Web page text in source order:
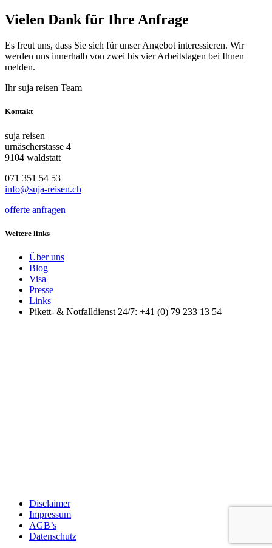
Vielen Dank für Ihre Anfrage
Es freut uns, dass Sie sich für unser Angebot interessieren. Wir
werden uns innerhalb von zwei bis vier Arbeitstagen bei Ihnen
melden.
Ihr suja reisen Team
Kontakt
suja reisen
urnäscherstasse 4
9104 waldstatt
071 351 54 53
info@suja-reisen.ch
offerte anfragen
Weitere links
Über uns
Blog
Visa
Presse
Links
Pikett- & Notfalldienst 24/7: +41 (0) 79 233 13 54
Disclaimer
Impressum
AGB’s
Datenschutz